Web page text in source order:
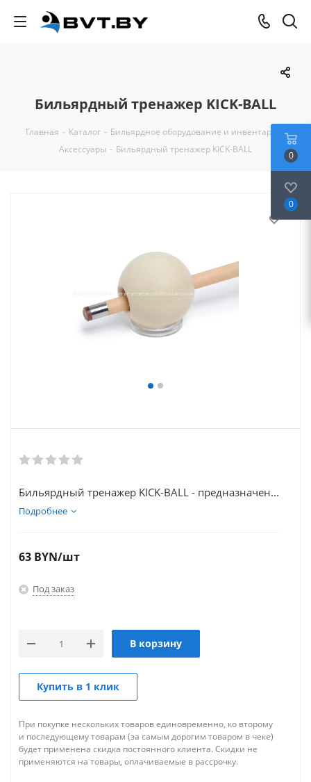
Бильярдный тренажер KICK-BALL
Главная - Каталог - Бильярдное оборудование и инвентарь
Аксессуары - Бильярдный тренажер KICK-BALL
Бильярдный тренажер KICK-BALL - предназначен...
Подробнее
63 BYN/шт
Под заказ
В корзину
Купить в 1 клик
При покупке нескольких товаров единовременно, ко второму
и последующему товарам (за самым дорогим товаром в чеке)
будет применена скидка постоянного клиента. Скидки не
применяются на товары, оплачиваемые в рассрочку.
0
0